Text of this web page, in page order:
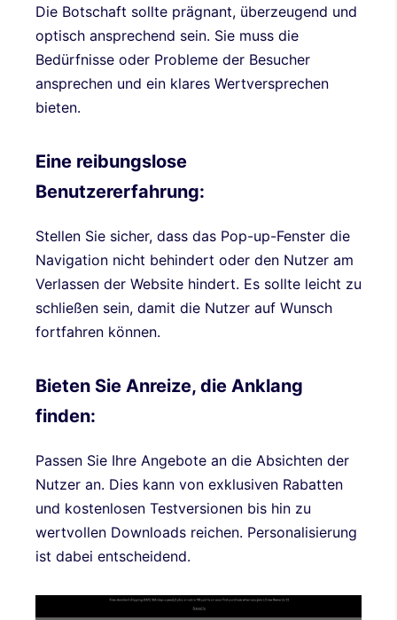
Die Botschaft sollte prägnant, überzeugend und
optisch ansprechend sein. Sie muss die
Bedürfnisse oder Probleme der Besucher
ansprechen und ein klares Wertversprechen
bieten.
Eine reibungslose
Benutzererfahrung:
Stellen Sie sicher, dass das Pop-up-Fenster die
Navigation nicht behindert oder den Nutzer am
Verlassen der Website hindert. Es sollte leicht zu
schließen sein, damit die Nutzer auf Wunsch
fortfahren können.
Bieten Sie Anreize, die Anklang
finden:
Passen Sie Ihre Angebote an die Absichten der
Nutzer an. Dies kann von exklusiven Rabatten
und kostenlosen Testversionen bis hin zu
wertvollen Downloads reichen. Personalisierung
ist dabei entscheidend.